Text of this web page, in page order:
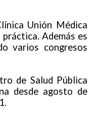
Unión Médica
Además es
varios congresos
de Salud Pública
desde agosto de